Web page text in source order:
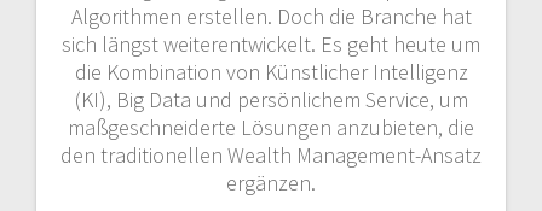
Algorithmen erstellen. Doch die Branche hat
sich längst weiterentwickelt. Es geht heute um
die Kombination von Künstlicher Intelligenz
(KI), Big Data und persönlichem Service, um
maßgeschneiderte Lösungen anzubieten, die
den traditionellen Wealth Management-Ansatz
ergänzen.